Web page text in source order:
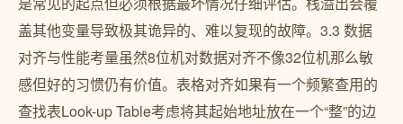
盖其他变量导致极其诡异的、难以复现的故障。3.3 数据
对齐与性能考量虽然8位机对数据对齐不像32位机那么敏
感但好的习惯仍有价值。表格对齐如果有一个频繁查用的
查找表Look-up Table考虑将其起始地址放在一个“整”的边